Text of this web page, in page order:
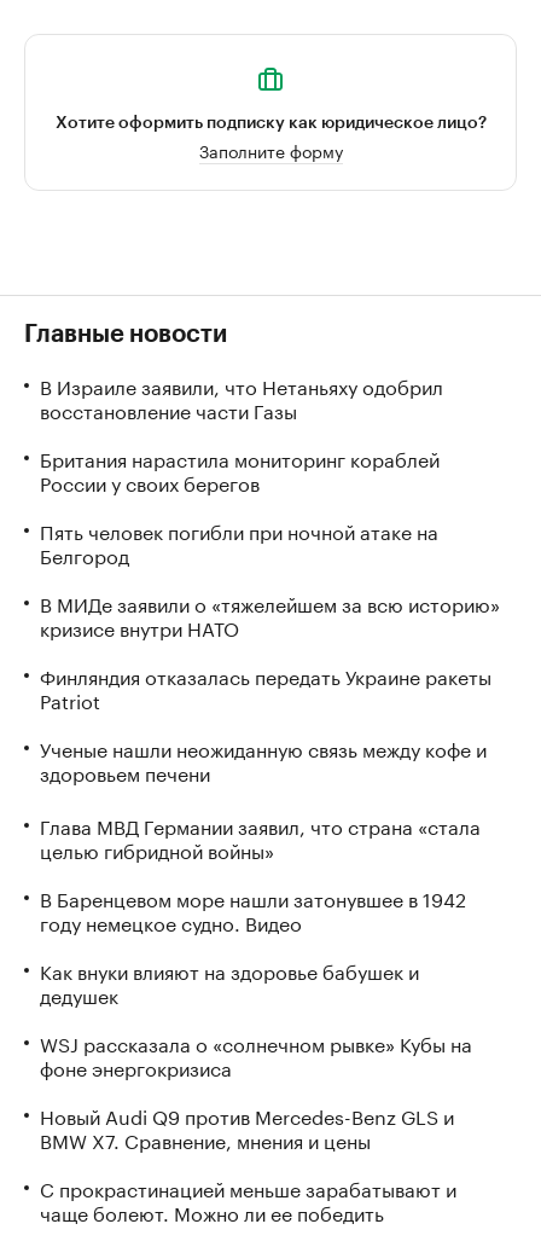
Хотите оформить подписку как юридическое лицо?
Заполните форму
Главные новости
В Израиле заявили, что Нетаньяху одобрил
восстановление части Газы
Британия нарастила мониторинг кораблей
России у своих берегов
Пять человек погибли при ночной атаке на
Белгород
В МИДе заявили о «тяжелейшем за всю историю»
кризисе внутри НАТО
Финляндия отказалась передать Украине ракеты
Patriot
Ученые нашли неожиданную связь между кофе и
здоровьем печени
Глава МВД Германии заявил, что страна «стала
целью гибридной войны»
В Баренцевом море нашли затонувшее в 1942
году немецкое судно. Видео
Как внуки влияют на здоровье бабушек и
дедушек
WSJ рассказала о «солнечном рывке» Кубы на
фоне энергокризиса
Новый Audi Q9 против Mercedes-Benz GLS и
BMW X7. Сравнение, мнения и цены
С прокрастинацией меньше зарабатывают и
чаще болеют. Можно ли ее победить